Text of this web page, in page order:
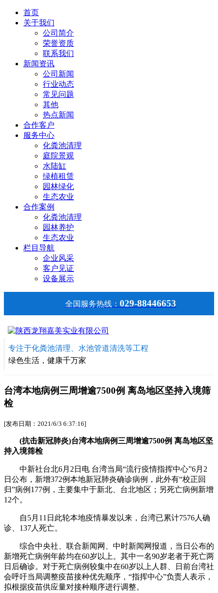
首页
关于我们
公司简介
荣誉资质
联系我们
新闻资讯
公司新闻
行业动态
常见问题
其他
热点新闻
合作客户
服务中心
化粪池清理
庭院景观
水陆缸
绿植租赁
园林绿化
生态农业
合作案例
化粪池清理
园林养护
生态农业
栏目导航
企业风采
客户见证
设备展示
全国服务热线： 029-88446653
专注于化粪池清理、水池管道清洗等工程
绿色生活，健康千万家
台湾本地病例三周增逾7500例 离岛地区坚持入境筛
检
[发布日期：2021/6/3 6:37:16]
(抗击新冠肺炎)台湾本地病例三周增逾7500例 离岛地区坚
持入境筛检
中新社台北6月2日电 台湾当局“流行疫情指挥中心”6月2
日公布，新增372例本地新冠肺炎确诊病例，此外有“校正回
归”病例177例，主要集中于新北、台北地区；另死亡病例新增
12个。
自5月11日此轮本地疫情暴发以来，台湾已累计7576人确
诊、137人死亡。
综合中央社、联合新闻网、中时新闻网报道，当日公布的
新增死亡病例年龄均在60岁以上。其中一名90岁老者于死亡两
日后确诊。对于死亡病例较集中在60岁以上人群、日前台湾社
会呼吁当局调整疫苗接种优先顺序，“指挥中心”负责人表示，
拟根据疫苗供应量对接种顺序进行调整。